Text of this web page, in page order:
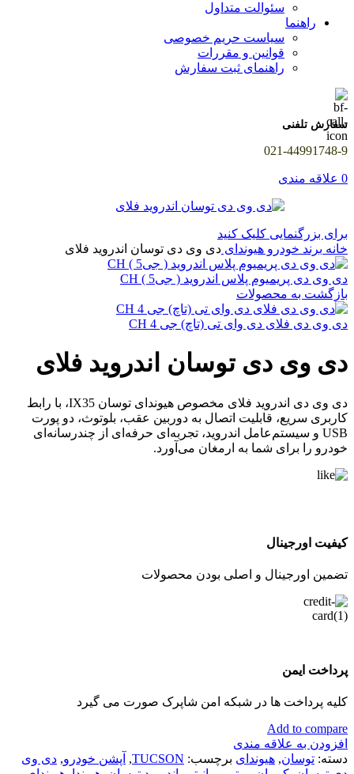
سئوالت متداول
راهنما
سیاست حریم خصوصی
قوانین و مقررات
راهنمای ثبت سفارش
سفارش تلفنی
021-44991748-9
0 علاقه مندی
برای بزرگنمایی کلیک کنید
خانه برند خودرو هیوندای دی وی دی توسان اندروید فلای
دی وی دی پریمیوم پلاس اندروید ( جی5 ) CH
بازگشت به محصولات
دی وی دی فلای دی وای تی (تاچ) جی 4 CH
دی وی دی توسان اندروید فلای
دی وی دی اندروید فلای مخصوص هیوندای توسان IX35، با رابط
کاربری سریع، قابلیت اتصال به دوربین عقب، بلوتوث، دو پورت
USB و سیستم‌عامل اندروید، تجربه‌ای حرفه‌ای از چندرسانه‌ای
خودرو را برای شما به ارمغان می‌آورد.
کیفیت اورجینال
تضمین اورجینال و اصلی بودن محصولات
پرداخت ایمن
کلیه پرداخت ها در شبکه امن شاپرک صورت می گیرد
Add to compare
افزودن به علاقه مندی
دسته: توسان, هیوندای برچسب: TUCSON
, آپشن خودرو, دی وی